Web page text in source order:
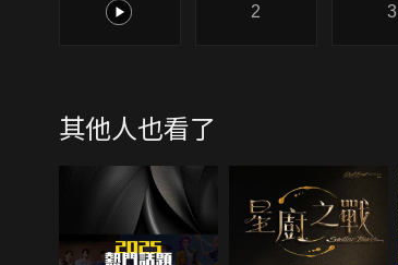
1 2 3
其他人也看了